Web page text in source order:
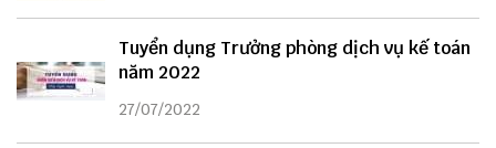
Tuyển dụng Trưởng phòng dịch vụ kế toán
năm 2022
27/07/2022